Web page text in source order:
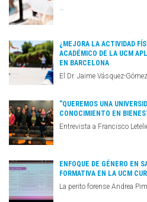
…
¿MEJORA LA ACTIVIDAD
ACADÉMICO DE LA UCM
EN BARCELONA
El Dr. Jaime Vásquez-
“QUEREMOS UNA
CONOCIMIENTO EN
Entrevista a Francisco
ENFOQUE DE GÉNERO EN
FORMATIVA EN LA UCM
La perito forense Andrea